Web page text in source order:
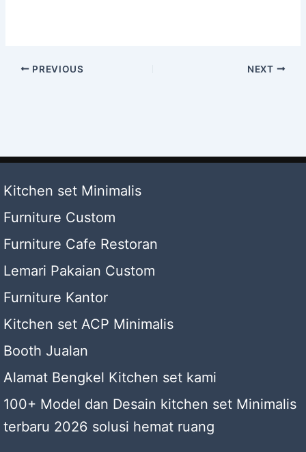
PREVIOUS NEXT
Kitchen set Minimalis
Furniture Custom
Furniture Cafe Restoran
Lemari Pakaian Custom
Furniture Kantor
Kitchen set ACP Minimalis
Booth Jualan
Alamat Bengkel Kitchen set kami
100+ Model dan Desain kitchen set Minimalis
terbaru 2026 solusi hemat ruang